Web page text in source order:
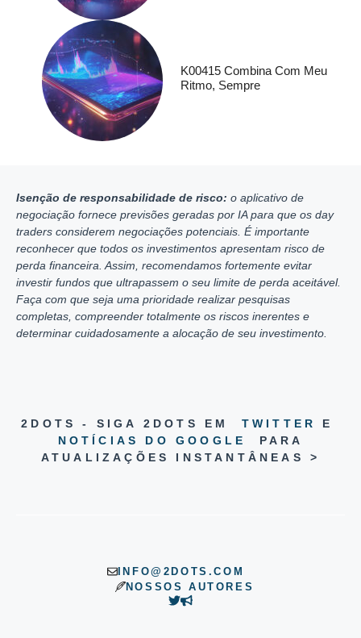
K00415 Combina Com Meu
Ritmo, Sempre
Isenção de responsabilidade de risco: o aplicativo de
negociação fornece previsões geradas por IA para que os day
traders considerem negociações potenciais. É importante
reconhecer que todos os investimentos apresentam risco de
perda financeira. Assim, recomendamos fortemente evitar
investir fundos que ultrapassem o seu limite de perda aceitável.
Faça com que seja uma prioridade realizar pesquisas
completas, compreender totalmente os riscos inerentes e
determinar cuidadosamente a alocação de seu investimento.
2DOTS - SIGA 2DOTS EM TWITTER
E
NOTÍCIAS DO GOOGLE
PARA
ATUALIZAÇÕES INSTANTÂNEAS >
INFO@2DOTS.COM
NOSSOS AUTORES